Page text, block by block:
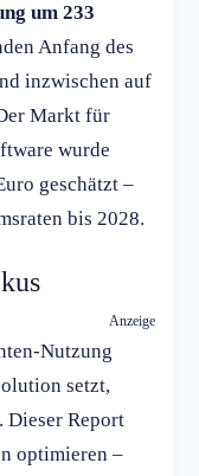
um 233
Anfang des
inzwischen auf
Markt für
wurde
geschätzt –
bis 2028.
Anzeige
Nutzung
setzt,
Report
optimieren –